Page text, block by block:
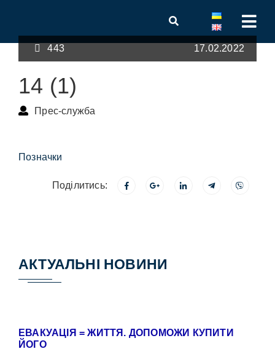
443 17.02.2022
14 (1)
Прес-служба
Позначки
Поділитись:
АКТУАЛЬНІ НОВИНИ
ЕВАКУАЦІЯ = ЖИТТЯ. ДОПОМОЖИ КУПИТИ
ЙОГО